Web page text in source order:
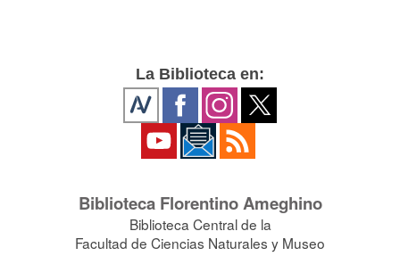
La Biblioteca en:
Biblioteca Florentino Ameghino
Biblioteca Central de la
Facultad de Ciencias Naturales y Museo